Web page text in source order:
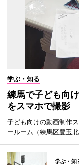
学ぶ・知る
練馬で子ども向
をスマホで撮影
子ども向けの動画制作
ールーム（練馬区豊玉北
学ぶ・知